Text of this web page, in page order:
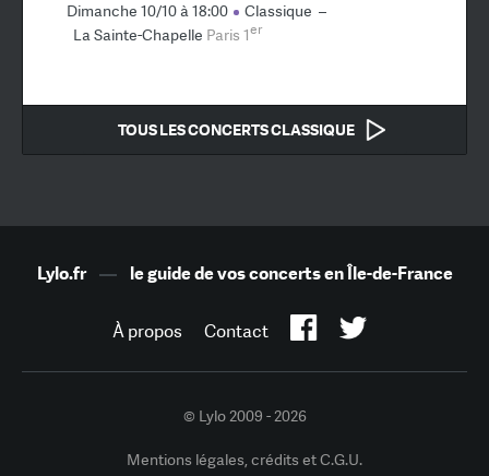
Dimanche 10/10 à 18:00 Classique –
La Sainte-Chapelle Paris 1er
TOUS LES CONCERTS CLASSIQUE
Lylo.fr— le guide de vos concerts en Île-de-France
À propos Contact
© Lylo 2009 - 2026
Mentions légales, crédits et C.G.U.